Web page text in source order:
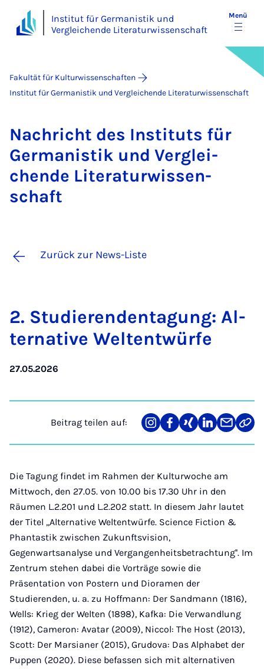
Institut für Germanistik und
Vergleichende Literaturwissenschaft
Menü
Fakultät für Kulturwissenschaften
Institut für Germanistik und Vergleichende Literaturwissenschaft
Nach­richt des In­sti­tuts für
Ger­ma­nis­tik und Ver­glei­
chen­de Li­te­ra­tur­wis­sen­
schaft
Zurück zur News-Liste
2. Stu­die­ren­den­ta­gung: Al­
ter­na­ti­ve Welt­ent­wür­fe
27.05.2026
Beitrag teilen auf:
Teilen
auf
Teilen
auf
Teilen
auf
Teilen
auf
Teilen
über
Link
Die Tagung findet im Rahmen der Kulturwoche am
Mittwoch, den 27.05. von 10.00 bis 17.30 Uhr in den
Räumen L.2.201 und L.2.202 statt. In diesem Jahr lautet
der Titel ,,Alternative Weltentwürfe. Science Fiction &
Phantastik zwischen Zukunftsvision,
Gegenwartsanalyse und Vergangenheitsbetrachtung''. Im
Zentrum stehen dabei die Vorträge sowie die
Präsentation von Postern und Dioramen der
Studierenden, u. a. zu Hoffmann: Der Sandmann (1816),
Wells: Krieg der Welten (1898), Kafka: Die Verwandlung
(1912), Cameron: Avatar (2009), Niccol: The Host (2013),
Scott: Der Marsianer (2015), Grudova: Das Alphabet der
Puppen (2020). Diese befassen sich mit alternativen